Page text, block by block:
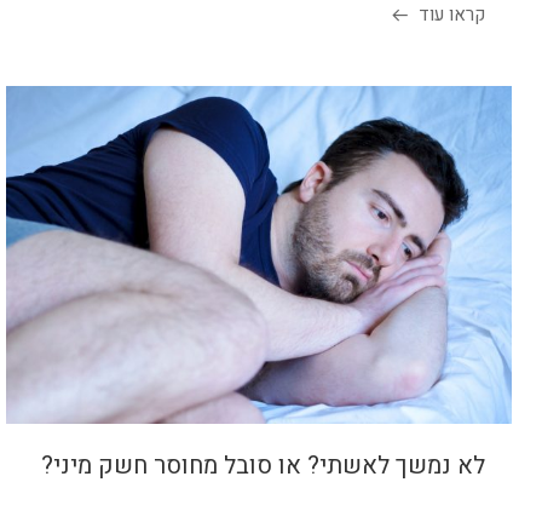
קראו עוד
לא נמשך לאשתי? או סובל מחוסר חשק מיני?